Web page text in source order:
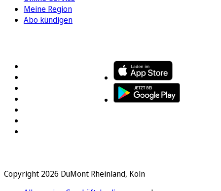
Meine Region
Abo kündigen
Copyright 2026 DuMont Rheinland, Köln